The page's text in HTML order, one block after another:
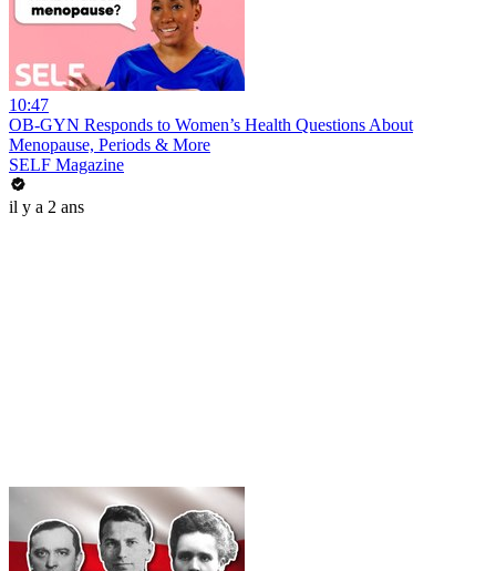
10:47
OB-GYN Responds to Women’s Health Questions About
Menopause, Periods & More
SELF Magazine
il y a 2 ans